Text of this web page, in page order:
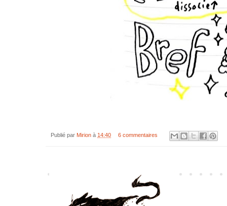
Publié par Mirion à 14:40 6 commentaires